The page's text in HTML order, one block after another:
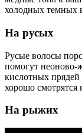
холодных темных
На русых
Русые волосы
помогут неоново-
кислотных
хорошо смотрятся
На рыжих